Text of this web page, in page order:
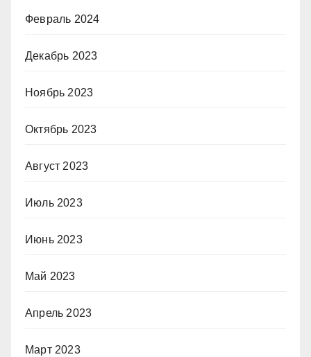
Февраль 2024
Декабрь 2023
Ноябрь 2023
Октябрь 2023
Август 2023
Июль 2023
Июнь 2023
Май 2023
Апрель 2023
Март 2023